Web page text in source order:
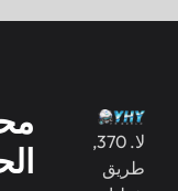
محاكي
الحركة